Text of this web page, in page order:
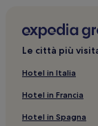
Le città più
Hotel in Italia
Hotel in Francia
Hotel in Spagna